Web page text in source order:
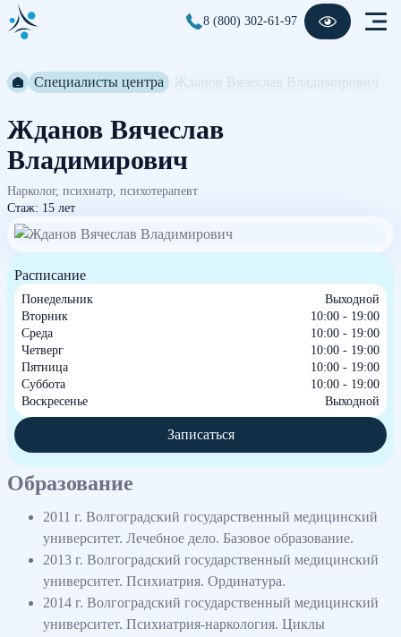
8 (800) 302-61-97
Специалисты центра
Жданов Вячеслав
Владимирович
Нарколог, психиатр, психотерапевт
Стаж: 15 лет
Расписание
Понедельник
Выходной
Вторник
10:00 - 19:00
Среда
10:00 - 19:00
Четверг
10:00 - 19:00
Пятница
10:00 - 19:00
Суббота
10:00 - 19:00
Воскресенье
Выходной
Записаться
Образование
2011 г. Волгоградский государственный медицинский
университет. Лечебное дело. Базовое образование.
2013 г. Волгоградский государственный медицинский
университет. Психиатрия. Ординатура.
2014 г. Волгоградский государственный медицинский
университет. Психиатрия-наркология. Циклы